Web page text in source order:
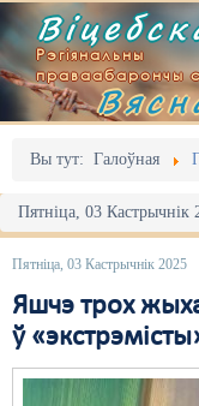
Рэгіянальны
праваабарончы
Вы тут: Галоўная
Пятніца, 03 Кастрычнік
Пятніца, 03 Кастрычнік 2025
Яшчэ трох
ў
Галоўная
Адміністрацыйны
Акцыі
Выбары
Грамадзянскія
Дзяржава
Выданьні
Відэа
Пра нас
RSS